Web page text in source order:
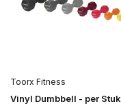
Toorx Fitness
Vinyl Dumbbell - per Stuk